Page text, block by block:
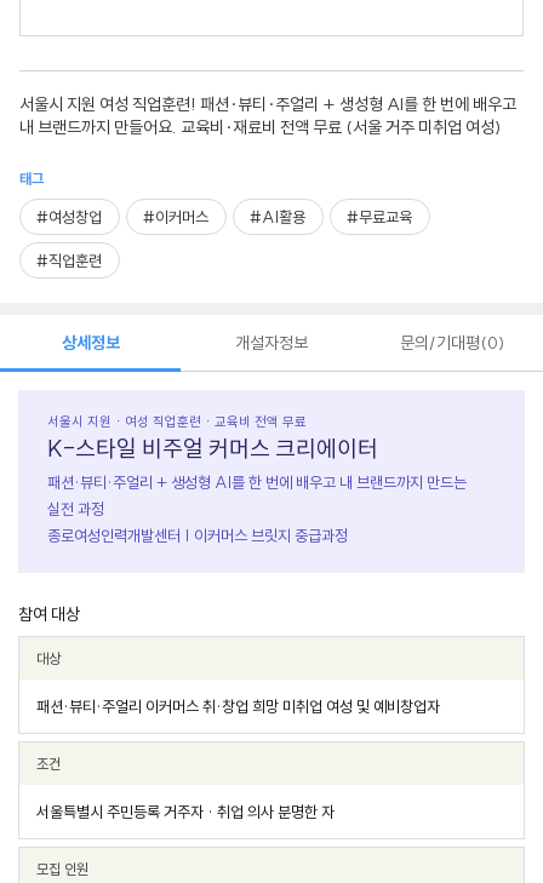
서울시 지원 여성 직업훈련! 패션·뷰티·주얼리 + 생성형 AI를 한 번에 배우고
내 브랜드까지 만들어요. 교육비·재료비 전액 무료 (서울 거주 미취업 여성)
태그
#여성창업 #이커머스 #AI활용 #무료교육
#직업훈련
상세정보
서울시 지원 · 여성 직업훈련 · 교육비 전액 무료
K-스타일 비주얼 커머스 크리에이터
패션·뷰티·주얼리 + 생성형 AI를 한 번에 배우고 내 브랜드까지 만드는
실전 과정
종로여성인력개발센터 | 이커머스 브릿지 중급과정
참여 대상
대상
패션·뷰티·주얼리 이커머스 취·창업 희망 미취업 여성 및 예비창업자
조건
서울특별시 주민등록 거주자 · 취업 의사 분명한 자
모집 인원
개설자정보 문의/기대평 0